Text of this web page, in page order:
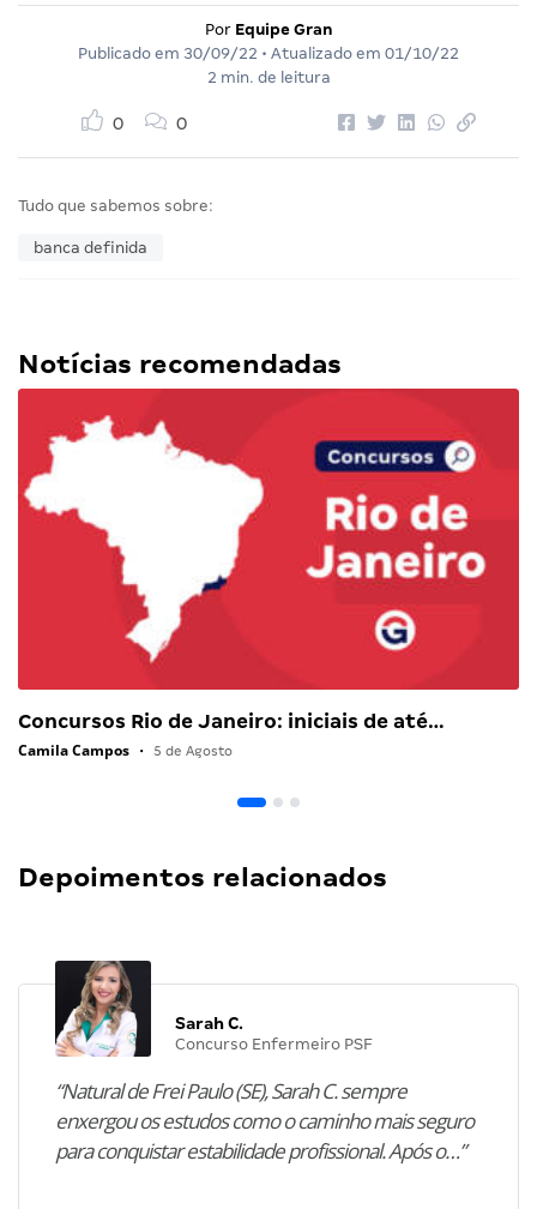
Por Equipe Gran
Publicado em 30/09/22 • Atualizado em 01/10/22
2 min. de leitura
0 0
Tudo que sabemos sobre:
banca definida
Notícias recomendadas
Concursos Rio de Janeiro: iniciais de até…
Camila Campos • 5 de Agosto
Depoimentos relacionados
Sarah C.
Concurso Enfermeiro PSF
“Natural de Frei Paulo (SE), Sarah C. sempre
enxergou os estudos como o caminho mais seguro
para conquistar estabilidade profissional. Após o…”